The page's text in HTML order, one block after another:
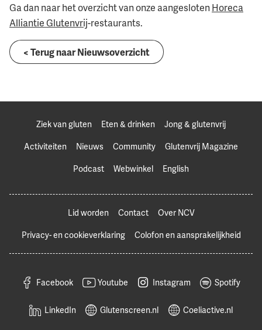
Ga dan naar het overzicht van onze aangeslotenHoreca
Alliantie Glutenvrij-restaurants.
< Terug naar Nieuwsoverzicht
Ziek van gluten Eten & drinken
Jong & glutenvrij
Activiteiten
Nieuws Community
Glutenvrij Magazine
Podcast
Webwinkel English
Lid worden Contact
Over NCV
Privacy- en cookieverklaring
Colofon en aansprakelijkheid
Facebook Youtube Instagram Spotify
LinkedIn Glutenscreen.nl Coeliactive.nl